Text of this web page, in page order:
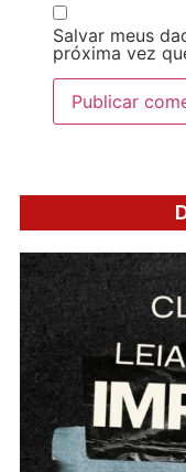
Salvar meus
próxima vez